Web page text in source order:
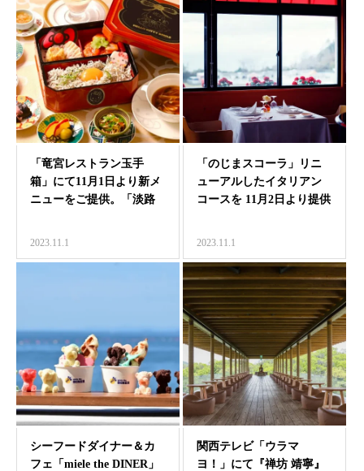
「竜宮レストラン玉手
箱」にて11月1日より新メ
ニューをご提供。「淡路
2023.11.1
「のじまスコーラ」リニ
ューアルしたイタリアン
コースを 11月2日より提供
2023.11.1
シーフードダイナー＆カ
フェ「miele the DINER」
関西テレビ「ウラマ
ヨ！」にて『禅坊 靖寧』